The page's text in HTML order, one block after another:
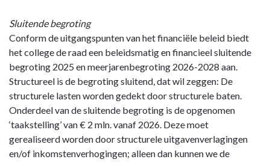
Sluitende begroting
Conform de uitgangspunten van het financiële beleid biedt
het college de raad een beleidsmatig en financieel sluitende
begroting 2025 en meerjarenbegroting 2026-2028 aan.
Structureel is de begroting sluitend, dat wil zeggen: De
structurele lasten worden gedekt door structurele baten.
Onderdeel van de sluitende begroting is de opgenomen
‘taakstelling’ van € 2 mln. vanaf 2026. Deze moet
gerealiseerd worden door structurele uitgavenverlagingen
en/of inkomstenverhogingen; alleen dan kunnen we de